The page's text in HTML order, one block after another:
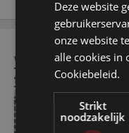
Waterbed
temperatuur voor
Deze website
onze website
alle cookies in
Cookiebeleid.
Strikt
noodzakelijk